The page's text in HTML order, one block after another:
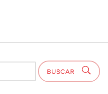
BUSCAR